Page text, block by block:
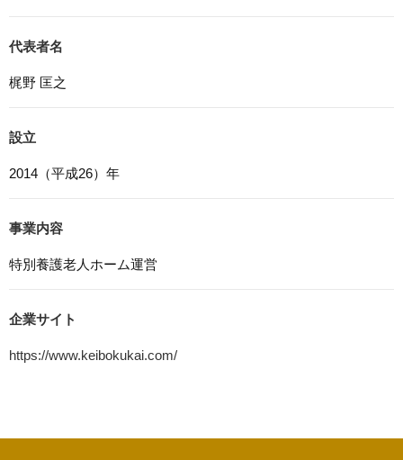
電話番号は含まれません。また、お使いのブラウザ設定か
ためにCookieを使用しています。このトラフィックデータ
せん。この機能はCookieを無効にすることで収集を拒否す
8. プライバシーポリシーの変更
シーポリシーで別段の定めのある事項を除いて，応募者等
9. お問い合わせ窓口
代表者名
梶野 匡之
設立
2014（平成26）年
事業内容
特別養護老人ホーム運営
企業サイト
https://www.keibokukai.com/